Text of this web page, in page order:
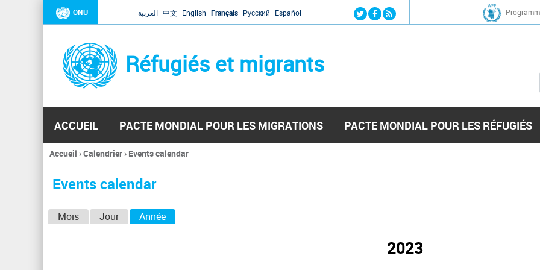
Jump to navigation
ONU العربية 中文 English Français Русский Español
Réfugiés et migrants
ACCUEIL PACTE MONDIAL POUR LES MIGRATIONS PACTE MONDIAL POUR LES RÉFUGIÉS
Vous
ici
Accueil ›Calendrier› Events calendar
Events calendar
Mois Jour Année
2023